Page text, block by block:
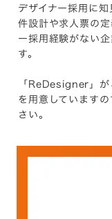
デザイナー採用に
件設計や求人票の
ー採用経験がない
す。
「ReDesigner」
を用意しています
さい。